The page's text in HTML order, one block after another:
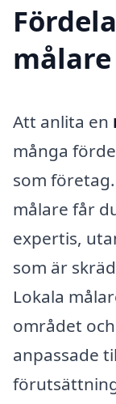
Att anlita en
många
som
målare får
expertis,
som är
Lokala
området
anpassade